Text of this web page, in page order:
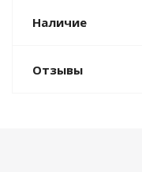
Наличие
Отзывы